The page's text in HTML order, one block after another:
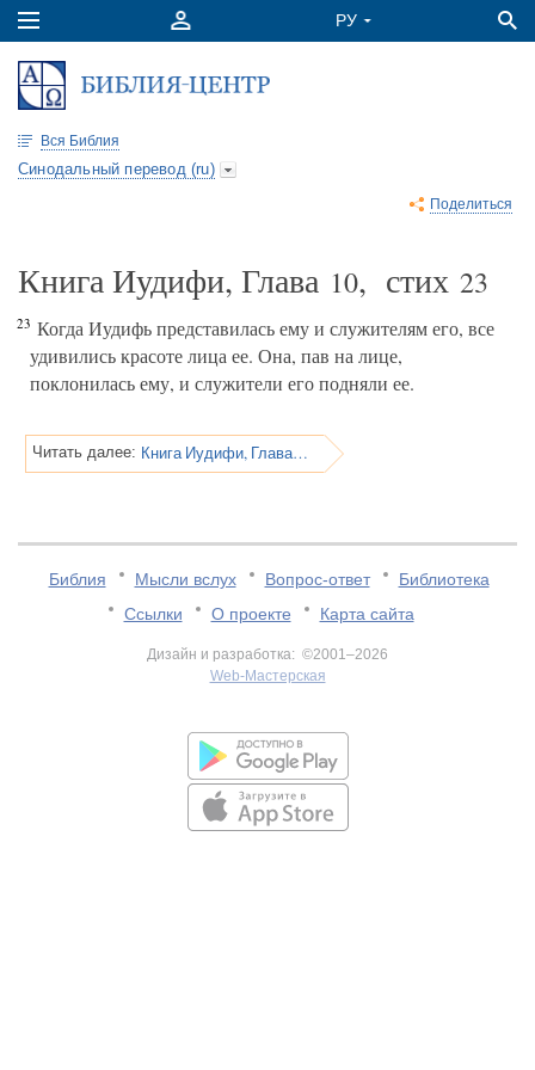
Вся Библия
Синодальный перевод (ru)
Поделиться
Книга Иудифи, Глава 10, стих 23
23 Когда Иудифь представилась ему и служителям его, все
удивились красоте лица ее. Она, пав на лице,
поклонилась ему, и служители его подняли ее.
Читать далее: Книга Иудифи, Глава 11
Библия Мысли вслух Вопрос-ответ
Библиотека
Ссылки
О проекте Карта сайта
Дизайн и разработка: ©2001–2026
Web-Мастерская